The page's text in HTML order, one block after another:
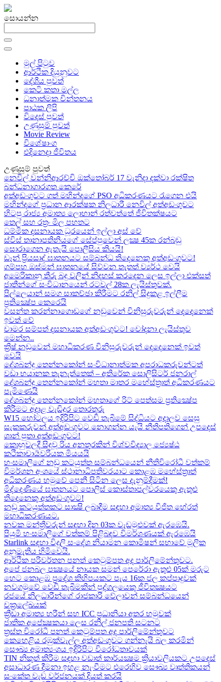
සොයන්න
මුල් පිටුව
ආර්ථික දියුනුවට
දේශීය පුවත්
කෙටි කතා මල්ල
ධනාත්මක චින්තනය
පාඨක ලිපි
විදෙස් පුවත්
උණුසුම් පුවත්
Movie Review
විශේෂාංග
එදිනෙදා ජීවිතය
උණුසුම් පුවත්
නෙවිල් වන්නිආරච්චි ඔක්තෝබර් 17 වැනිදා දක්වා රක්ෂිත
බන්ධනාගාරගත කෙරේ
අත්අඩංගුවට ගත් මහින්දගේ PSO අධිකරණයට රැගෙන එයි
මහින්දගේ ප්‍රධාන ආරක්ෂක නිලධාරී නෙවිල් අත්අඩංගුවට
හිටපු රාජ්‍ය අමාත්‍ය ලොහාන් රත්වත්තේ ජීවිතක්ෂයට
තෙල් සහ රත්‍රං මිල පහතට
ධම්මික දසනායක ධූරයෙන් ඉල්ලා අස් වේ
ස්විස් තානාපතිනියගේ සේප්පුවෙන් ලක්‍ෂ 45ක රන්බඩු
සොරාගෙන ඇතැයි පොලීසිය කියයි!
ඩෑන් ප්‍රියසාද් ඝාතනයට සම්බන්ධ තිදෙනෙකු අත්අඩංගුවට​!
ගම්පහ ඔස්මන් ඝාතනයේ සිව්වන තැතත් ව්‍යර්ථ වෙයි
අමෙරිකානු තීරු බදු වලින් නිදහස් කරදෙන ලෙස ඉල්ලා එක්සත්
ජාතීන්ගේ සංවිධානයෙන් රටවල් 28ක ලැයිස්තුවක්.
පිල්ලෙයාන් සමග සාකච්ඡා කිරීමට රනිල් සිදුකළ ඉල්ලීම
ප්‍රතික්‍ෂේප කෙරෙයි
වසන්ත කරන්නාගොඩගේ නඩුවෙන් විනිසුරුවරුන් දෙදෙනෙක්
ඉවත් වේ
චාමර සම්පත් දසනායක අත්අඩංගුවට​! චෝදනා ලැයිස්තුව
මෙන්න​..
ක්‍රිෂ් නඩුවෙන් මහාධිකරණ විනිසුරුවරුන් දෙදෙනෙක් ඉවත්
වෙයි
දේශබන්දු තෙන්නකෝන් සංවිධානාත්මක අපරාධකරුවන්ටත්
වඩා භයානක තැනැත්තෙක් – අතිරේක සොලිසිටර් ජනරාල්
දේශබන්දු තෙන්නකෝන් මහතා මාතර මහේස්ත්‍රාත් අධිකරණයට
පැමිණෙයි
දේශබන්දු තෙන්නකෝන් මහතාගේ රිට් පෙත්සම ප්‍රතික්‍ෂේප
කිරීමට අදාළ වැඩිදුර තොරතුරු
W15 හෝටලය ඉදිරිපිට වෙඩි තැබීමේ සිද්ධියට අදාලව​ සෙසු
සැකකරුවන් අත්අඩංගුවට නොගන්න යැයි නීතිපතිගෙන් උපදෙස්
ශාන් පුතා අත්අඩංගුවට!
කොහුවලදී සිදුවූ රිය අනතුරකින් විශ්වවිද්‍යාල ජ්‍යෙෂ්ඨ
කථිකාචාර්‍යවරියක මියයයි
හංසමාලිගේ නඩු කටයුත්ත සම්බන්ධයෙන් නීතිවිරෝධී වත්කම්
විමර්ශන අංශයේ ස්ථානාධිපතිවරයාට කොළඹ මහේස්ත්‍රාත්
අධිකරණය හමුවේ පෙනී සිටින ලෙස දැනුම්දීමක්!
මිද්දෙණියේ ඝාතනයට පොලිස් කොස්තාපල්වරයෙකු ඇතුළු
තිදෙනෙකු අත්අඩංගුවට​!
නඩු කටයුත්තකට සාක්‍ෂි ලබාදීම සඳහා අමාත්‍ය විජිත හේරත්
මහාධිකරණයට​.
නවක මන්ත්‍රීවරුන් සඳහා දින 03ක වැඩමුළුවක් ඇරඹෙයි.
පියුමි හංසමාලිගේ වත්කම් පිළිබඳව විමර්ශණයක් ඇරඹෙයි
Starlink සඳහා විදුලි සංදේශ නියාමන කොමිෂන් සභාවේ මූලික
අනුමැතිය හිමිවෙයි.
ආර්ථික පරිවර්තන පනත් කෙටුම්පත අද පාර්ලිමේන්තුවට.
අපේ ජනබල පක්‍ෂයේ නායක සමන් පෙරේරා ඇතුළු 05ක් මරුට​
හෙට කොළඹ ප්‍රදේශ කිහිපයකට පැය 16ක ජල කප්පාදුවක්
නවගමුවේ වෙඩි තැබීමකින් පුද්ගලයෙකු ජීවිතක්‍ෂයට​
රජයේ නිලධාරීන්ගේ රාජකාරි වේලාවන් සම්බන්ධයෙන්
චක්‍රලේඛයක්
ක්‍රීඩා අමාත්‍ය හරීන් සහ​ ICC ප්‍රධානියා අතර හමුවක්
ජාතික අපේක්‍ෂකයා ලෙස රනිල් ජනපති සටනට​
ත්‍රස්ත විරෝධී පනත් කෙටුම්පත අද පාර්ලිමේන්තුවට​
කෙහෙළිය රඹුක්වැල්ල අත්අඩංගුවට ගන්නැයි බල කරමින්
සෞඛ්‍ය අමාත්‍යංශය ඉදිරිපිට විරෝධතාවයක්
TIN නිකුත් කිරීම සඳහා වඩාත් කාර්යක්‍ෂම ක්‍රියාවලියකට උපදෙස්
අසාධාරණ දීමනා ඉහළ නැංවීමට එරෙහිව සෞඛ්‍ය වෘත්තිකයන්
සංකේත වැඩ වර්ජනයක් දියත් කරයි